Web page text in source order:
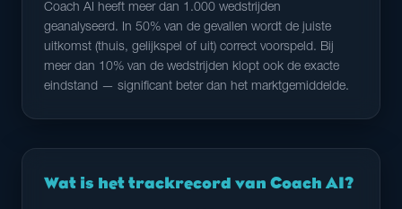
Coach AI heeft meer dan 1.000 wedstrijden
geanalyseerd. In 50% van de gevallen wordt de juiste
uitkomst (thuis, gelijkspel of uit) correct voorspeld. Bij
meer dan 10% van de wedstrijden klopt ook de exacte
eindstand — significant beter dan het marktgemiddelde.
Wat is het trackrecord van Coach AI?